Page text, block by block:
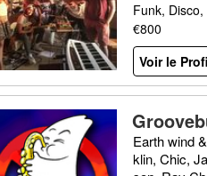
Funk,
€800
Voir le
Earth wind
klin, Chic,